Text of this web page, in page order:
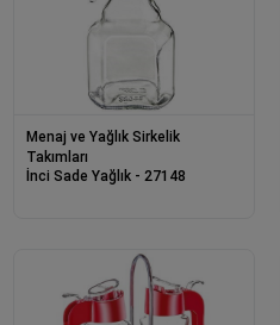
Menaj ve Yağlık Sirkelik
Takımları
İnci Sade Yağlık - 27148